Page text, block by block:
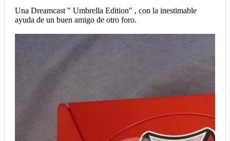
Una Dreamcast " Umbrella Edition" , con la inestimable
ayuda de un buen amigo de otro foro.